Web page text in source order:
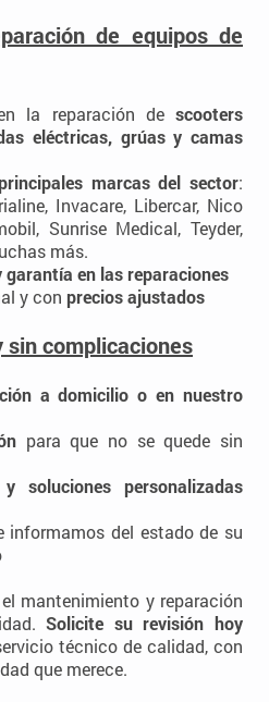
de equipos de
la reparación de scooters
eléctricas, grúas y camas
principales marcas del sector:
Invacare, Libercar, Nico
Sunrise Medical, Teyder,
más.
garantía en las reparaciones
y con precios ajustados
sin complicaciones
a domicilio o en nuestro
para que no se quede sin
soluciones personalizadas
informamos del estado de su
mantenimiento y reparación
Solicite su revisión hoy
técnico de calidad, con
que merece.